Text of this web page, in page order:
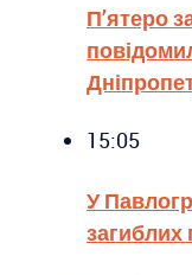
П’ятеро
15:05
У
загиблих